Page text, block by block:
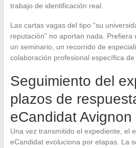
trabajo de identificación real.
Las cartas vagas del tipo “su
reputación” no aportan nada. Prefiera
un seminario, un recorrido de
colaboración profesional específica
Seguimiento del
plazos de
eCandidat Avignon
Una vez transmitido el expediente, el
eCandidat evoluciona por etapas. La